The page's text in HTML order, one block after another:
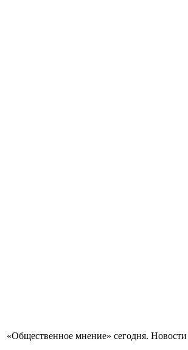
«Общественное мнение» сегодня.